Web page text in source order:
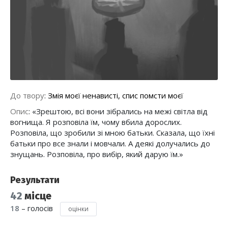
До твору: Змія моєї ненависті, спис помсти моєї
Опис: «Зрештою, всі вони зібрались на межі світла від
вогнища. Я розповіла їм, чому вбила дорослих.
Розповіла, що зробили зі мною батьки. Сказала, що їхні
батьки про все знали і мовчали. А деякі долучались до
знущань. Розповіла, про вибір, який дарую їм.»
Результати
42 місце
18 – голосів оцінки